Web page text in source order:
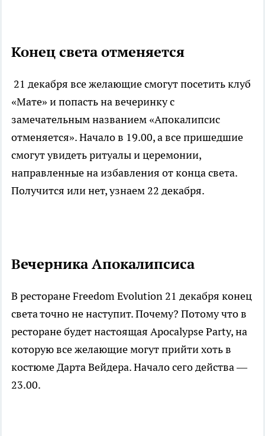
Конец света отменяется
21 декабря все желающие смогут посетить клуб
«Мате» и попасть на вечеринку с
замечательным названием «Апокалипсис
отменяется». Начало в 19.00, а все пришедшие
смогут увидеть ритуалы и церемонии,
направленные на избавления от конца света.
Получится или нет, узнаем 22 декабря.
Вечерника Апокалипсиса
В ресторане Freedom Evolution 21 декабря конец
света точно не наступит. Почему? Потому что в
ресторане будет настоящая Apocalypse Party, на
которую все желающие могут прийти хоть в
костюме Дарта Вейдера. Начало сего действа —
23.00.